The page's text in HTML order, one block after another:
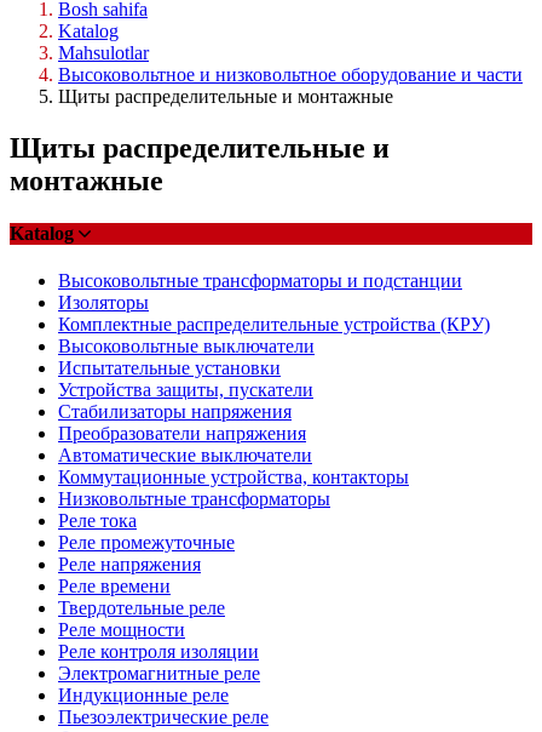
Bosh sahifa
Katalog
Mahsulotlar
Высоковольтное и низковольтное оборудование и части
Щиты распределительные и монтажные
Щиты распределительные и
монтажные
Katalog
Высоковольтные трансформаторы и подстанции
Изоляторы
Комплектные распределительные устройства (КРУ)
Высоковольтные выключатели
Испытательные установки
Устройства защиты, пускатели
Стабилизаторы напряжения
Преобразователи напряжения
Автоматические выключатели
Коммутационные устройства, контакторы
Низковольтные трансформаторы
Реле тока
Реле промежуточные
Реле напряжения
Реле времени
Твердотельные реле
Реле мощности
Реле контроля изоляции
Электромагнитные реле
Индукционные реле
Пьезоэлектрические реле